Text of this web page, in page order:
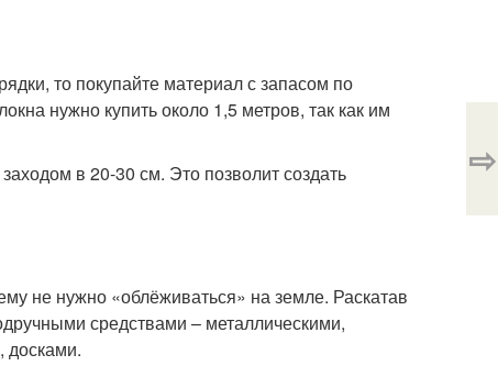
то покупайте материал с запасом по
нужно купить около 1,5 метров, так как им
в 20-30 см. Это позволит создать
не нужно «облёживаться» на земле. Раскатав
средствами – металлическими,
⇨